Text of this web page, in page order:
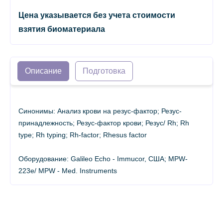
Цена указывается без учета стоимости
взятия биоматериала
Описание Подготовка
Синонимы: Анализ крови на резус-фактор; Резус-
принадлежность; Резус-фактор крови; Резус/ Rh; Rh
type; Rh typing; Rh-factor; Rhesus factor
Оборудование: Galileo Echo - Immucor, США; MPW-
223e/ MPW - Med. Instruments